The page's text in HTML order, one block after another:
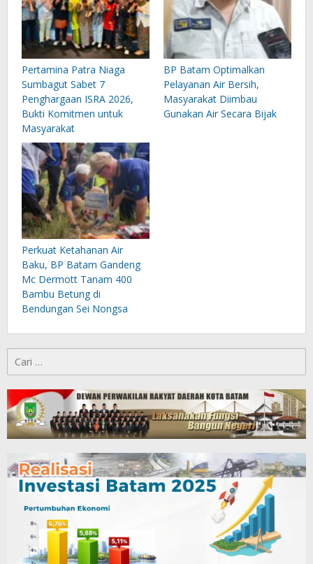
Pertamina Patra Niaga
Sumbagut Sabet 7
Penghargaan ISRA 2026,
Bukti Komitmen untuk
Masyarakat
BP Batam Optimalkan
Pelayanan Air Bersih,
Masyarakat Diimbau
Gunakan Air Secara Bijak
Perkuat Ketahanan Air
Baku, BP Batam Gandeng
Mc Dermott Tanam 400
Bambu Betung di
Bendungan Sei Nongsa
untuk: